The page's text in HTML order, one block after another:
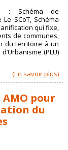
: Schéma de
SCoT, Schéma
qui fixe,
de communes,
du territoire à un
(PLU)
(En savoir plus)
pour
du